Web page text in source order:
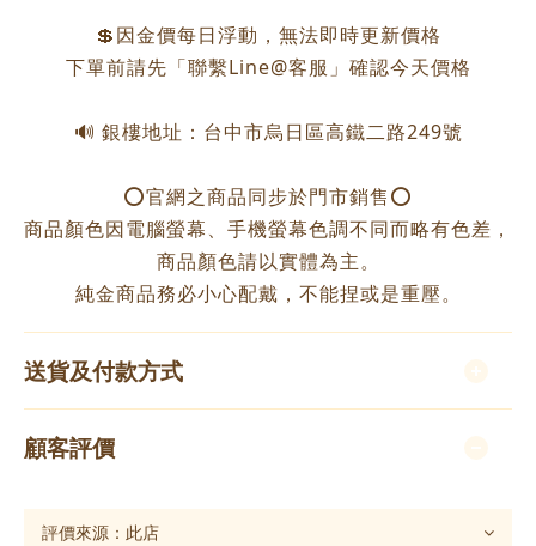
💲因金價每日浮動，無法即時更新價格
下單前請先「聯繫Line@客服」確認今天價格
🔊 銀樓地址：台中市烏日區高鐵二路249號
⭕️官網之商品同步於門市銷售⭕️
商品顏色因電腦螢幕、手機螢幕色調不同而略有色差，
商品顏色請以實體為主。
純金商品務必小心配戴，不能捏或是重壓。
送貨及付款方式
顧客評價